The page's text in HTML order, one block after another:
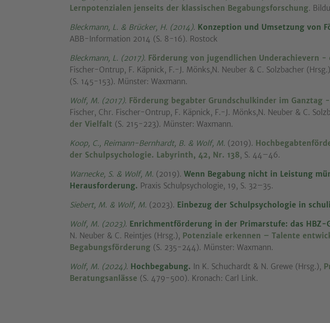
Lernpotenzialen jenseits der klassischen Begabungsforschung.
Bleckmann, L. & Brücker, H. (2014). Konzeption und Umsetzung von
ABB-Information 2014 (S. 8-16). Rostock
Bleckmann, L. (2017). Förderung von jugendlichen Underachievern
Fischer-Ontrup, F. Käpnick, F.-J. Mönks,N. Neuber & C. Solzbacher
(S. 145-153). Münster: Waxmann.
Wolf, M. (2017). Förderung begabter Grundschulkinder im
Fischer, Chr. Fischer-Ontrup, F. Käpnick, F.-J. Mönks,N. Neuber & C.
der Vielfalt (S. 215-223). Münster: Waxmann.
Koop, C., Reimann-Bernhardt, B. & Wolf, M. (2019).
der Schulpsychologie. Labyrinth, 42, Nr. 138, S. 44–46.
Warnecke, S. & Wolf, M. (2019). Wenn Begabung nicht in Leistung
Herausforderung. Praxis Schulpsychologie, 19, S. 32–35.
Siebert, M. & Wolf, M. (2023). Einbezug der Schulpsychologie in
Wolf, M. (2023). Enrichmentförderung in der Primarstufe: das
N. Neuber & C. Reintjes (Hrsg.), Potenziale erkennen – Talente
Begabungsförderung (S. 235-244). Münster: Waxmann.
Wolf, M. (2024). Hochbegabung. In K. Schuchardt & N. Grewe (Hrsg.),
Beratungsanlässe (S. 479-500). Kronach: Carl Link.